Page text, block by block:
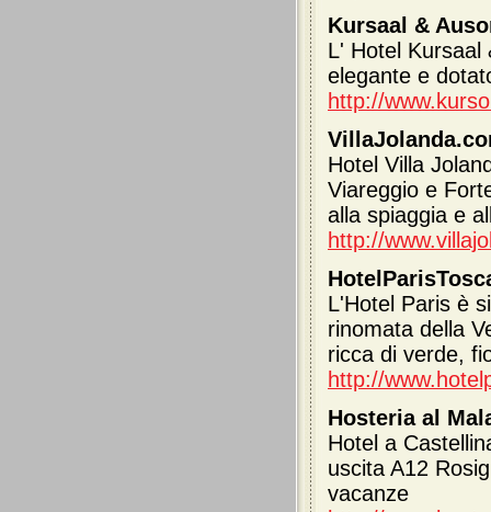
Kursaal &
L' Hotel Kursaal
elegante e
http://
Hotel Villa
Viareggio e
alla spiaggia e
http://
L'Hotel Paris è
rinomata della
ricca di verde,
http://
Hosteria al
Hotel a
uscita A12
vacanze